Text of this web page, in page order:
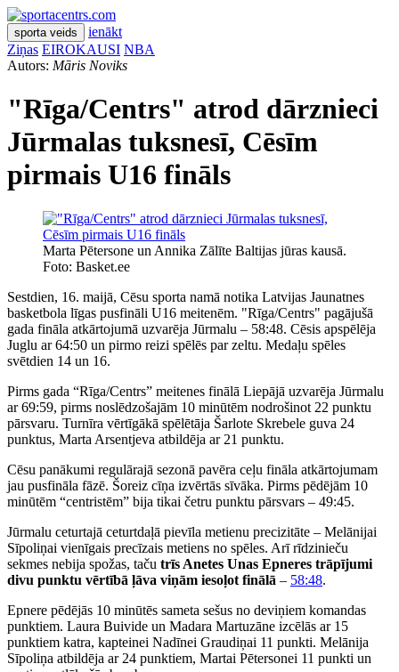
sporta veids
ienākt
Ziņas EIROKAUSI NBA
Autors: Māris Noviks
"Rīga/Centrs" atrod dārznieci
Jūrmalas tuksnesī, Cēsīm
pirmais U16 fināls
Marta Pētersone un Annika Zālīte Baltijas jūras kausā.
Foto: Basket.ee
Sestdien, 16. maijā, Cēsu sporta namā notika Latvijas Jaunatnes
basketbola līgas pusfināli U16 meitenēm. "Rīga/Centrs" pagājušā
gada fināla atkārtojumā uzvarēja Jūrmalu – 58:48. Cēsis apspēlēja
Juglu ar 64:50 un pirmo reizi spēlēs par zeltu. Medaļu spēles
svētdien 14 un 16.
Pirms gada “Rīga/Centrs” meitenes finālā Liepājā uzvarēja Jūrmalu
ar 69:59, pirms noslēdzošajām 10 minūtēm nodrošinot 22 punktu
pārsvaru. Turnīra vērtīgākā spēlētāja Šarlote Skrebele guva 24
punktus, Marta Arsentjeva atbildēja ar 21 punktu.
Cēsu panākumi regulārajā sezonā pavēra ceļu fināla atkārtojumam
jau pusfināla fāzē. Šoreiz cīņa izvērtās sīvāka. Pirms pēdējām 10
minūtēm “centristēm” bija tikai četru punktu pārsvars – 49:45.
Jūrmalu ceturtajā ceturtdaļā pievīla metienu precizitāte – Melānijai
Sīpoliņai vienīgais precīzais metiens no spēles. Arī rīdzinieču
sekmes nebija spožas, taču trīs Anetes Unas Epneres trāpījumi
divu punktu vērtībā ļāva viņām iesoļot finālā – 58:48.
Epnere pēdējās 10 minūtēs sameta sešus no deviņiem komandas
punktiem. Laura Buivide un Madara Martuzāne izcēlās ar 15
punktiem katra, kapteinei Nadīnei Graudiņai 11 punkti. Melānija
Sīpoliņa atbildēja ar 24 punktiem, Martai Pētersonei 11 punkti un